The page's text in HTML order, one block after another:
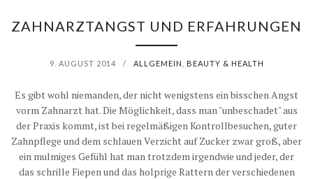
ZAHNARZTANGST UND ERFAHRUNGEN
9. AUGUST 2014 / ALLGEMEIN BEAUTY & HEALTH
Es gibt wohl niemanden, der nicht wenigstens ein bisschen Angst
vorm Zahnarzt hat. Die Möglichkeit, dass man "unbeschadet" aus
der Praxis kommt, ist bei regelmäßigen Kontrollbesuchen, guter
Zahnpflege und dem schlauen Verzicht auf Zucker zwar groß, aber
ein mulmiges Gefühl hat man trotzdem irgendwie und jeder, der
das schrille Fiepen und das holprige Rattern der verschiedenen